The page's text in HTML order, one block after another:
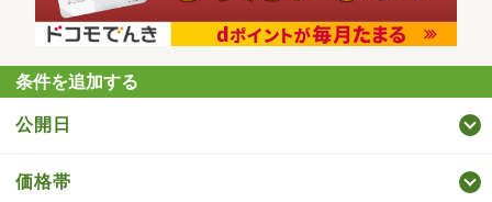
条件を追加する
公開日
価格帯